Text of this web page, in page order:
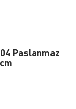
Paslanmaz